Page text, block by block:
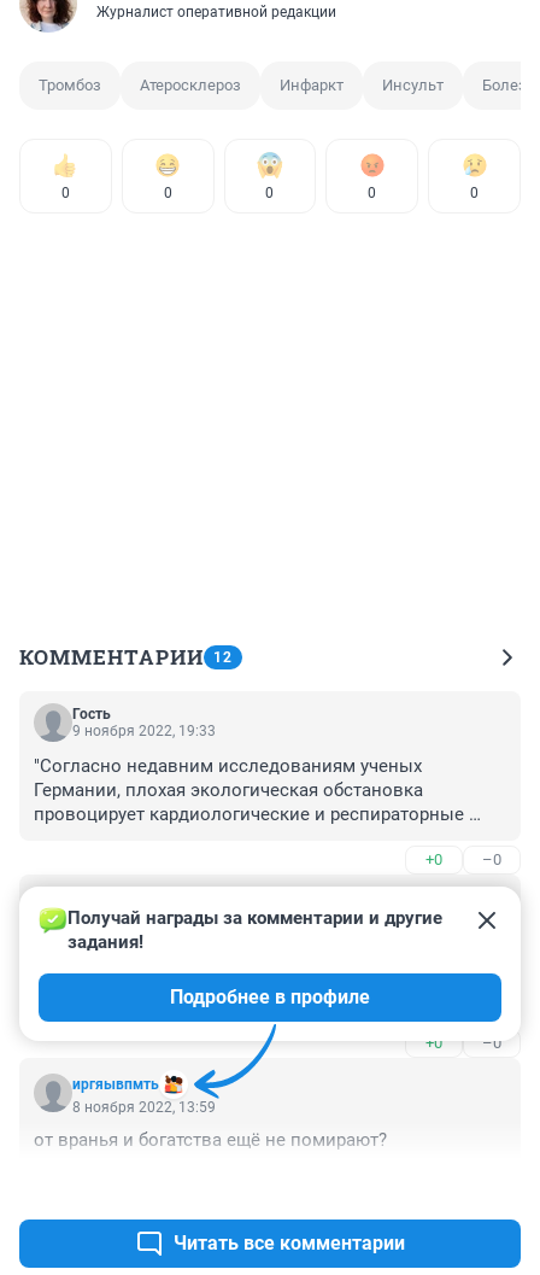
Журналист оперативной редакции
Тромбоз Атеросклероз Инфаркт Инсульт
0 0 0 0 0
КОММЕНТАРИИ 12
Гость
9 ноября 2022, 19:33
"Согласно недавним исследованиям ученых
Германии, плохая экологическая обстановка
провоцирует кардиологические и респираторные
Губернатору и мэру об этом сообщили? Они же несут
ответственность за благоприятную среду обитания в
+0 –0
9 ноября 2022, 19:32
"просто определение уровня общего холестерина не
даст нужной информации, "
Так а почему тогда при бесплатной диспансеризации
делают только этот анализ ?
+0 –0
иргяывпмть
Получай награды за комментарии и другие
задания!
Подробнее в профиле
8 ноября 2022, 13:59
от вранья и богатства ещё не помирают?
Читать все комментарии